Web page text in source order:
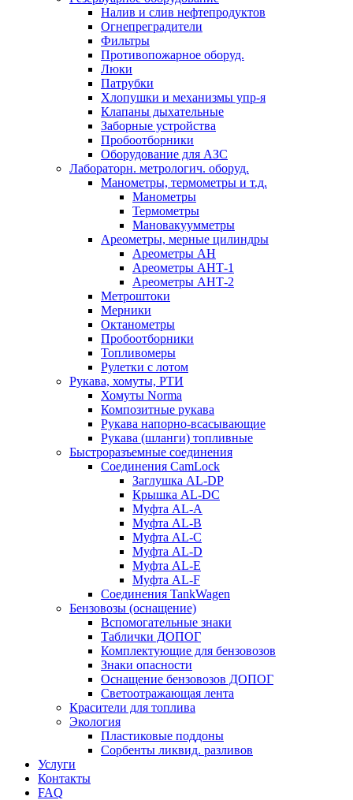
Налив и слив нефтепродуктов
Огнепреградители
Фильтры
Противопожарное оборуд.
Люки
Патрубки
Хлопушки и механизмы упр-я
Клапаны дыхательные
Заборные устройства
Пробоотборники
Оборудование для АЗС
Лабораторн. метрологич. оборуд.
Манометры, термометры и т.д.
Манометры
Термометры
Мановакуумметры
Ареометры, мерные цилиндры
Ареометры АН
Ареометры АНТ-1
Ареометры АНТ-2
Метроштоки
Мерники
Октанометры
Пробоотборники
Топливомеры
Рулетки с лотом
Рукава, хомуты, РТИ
Хомуты Norma
Композитные рукава
Рукава напорно-всасывающие
Рукава (шланги) топливные
Быстроразъемные соединения
Соединения CamLock
Заглушка AL-DP
Крышка AL-DC
Муфта AL-A
Муфта AL-B
Муфта AL-C
Муфта AL-D
Муфта AL-E
Муфта AL-F
Соединения TankWagen
Бензовозы (оснащение)
Вспомогательные знаки
Таблички ДОПОГ
Комплектующие для бензовозов
Знаки опасности
Оснащение бензовозов ДОПОГ
Светоотражающая лента
Красители для топлива
Экология
Пластиковые поддоны
Сорбенты ликвид. разливов
Услуги
Контакты
FAQ